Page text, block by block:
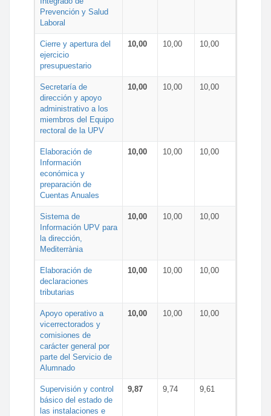
Prevención y Salud
Laboral
Cierre y apertura del
ejercicio
presupuestario
10,00 10,00 10,00
Secretaría de
dirección y apoyo
administrativo a los
miembros del Equipo
rectoral de la UPV
10,00 10,00 10,00
Elaboración de
Información
económica y
preparación de
Cuentas Anuales
10,00 10,00 10,00
Sistema de
Información UPV para
la dirección,
Mediterrània
10,00 10,00 10,00
Elaboración de
declaraciones
tributarias
10,00 10,00 10,00
Apoyo operativo a
vicerrectorados y
comisiones de
carácter general por
parte del Servicio de
Alumnado
10,00 10,00 10,00
Supervisión y control
básico del estado de
las instalaciones e
9,87 9,74 9,61